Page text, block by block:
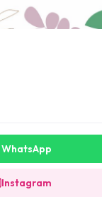
WhatsApp
Instagram